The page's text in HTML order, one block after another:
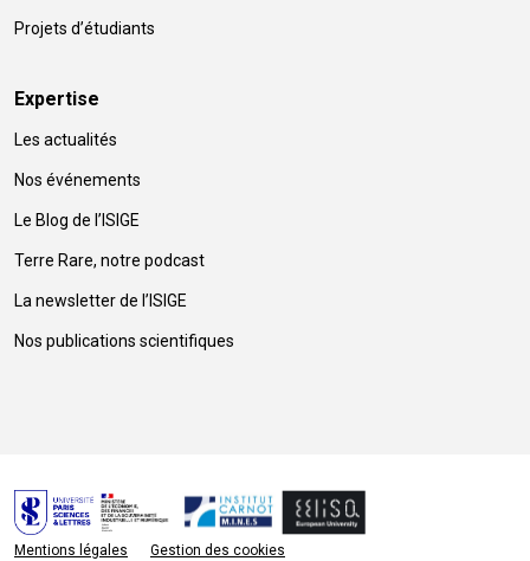
Projets d’étudiants
Expertise
Les actualités
Nos événements
Le Blog de l’ISIGE
Terre Rare, notre podcast
La newsletter de l’ISIGE
Nos publications scientifiques
Mentions légales Gestion des cookies